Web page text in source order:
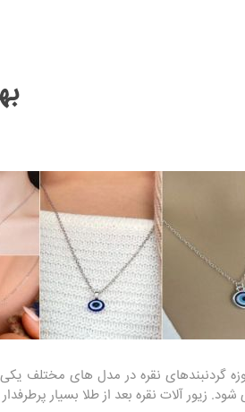
گردنبندهای نقره در مدل های مختلف
شود. زیور آلات نقره بعد از طلا بسیار